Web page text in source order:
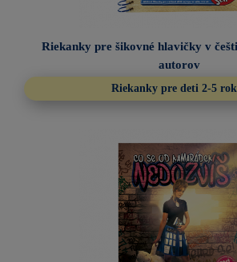
Riekanky pre šikovné hlavičky v
autorov
Riekanky pre deti 2-5